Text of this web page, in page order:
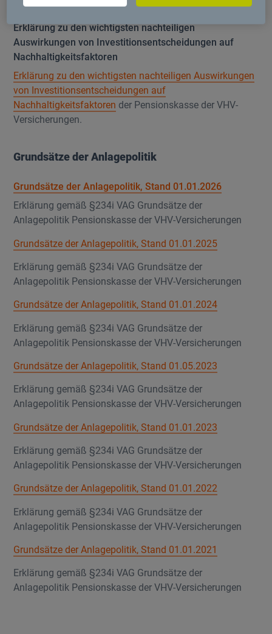
Erklärung zu den wichtigsten nachteiligen
Auswirkungen von Investitionsentscheidungen auf
Nachhaltigkeitsfaktoren
Erklärung zu den wichtigsten nachteiligen Auswirkungen
von Investitionsentscheidungen auf
Nachhaltigkeitsfaktoren der Pensionskasse der VHV-
Versicherungen.
Grundsätze der Anlagepolitik
Grundsätze der Anlagepolitik, Stand 01.01.2026
Erklärung gemäß §234i VAG Grundsätze der
Anlagepolitik Pensionskasse der VHV-Versicherungen
Grundsätze der Anlagepolitik, Stand 01.01.2025
Erklärung gemäß §234i VAG Grundsätze der
Anlagepolitik Pensionskasse der VHV-Versicherungen
Grundsätze der Anlagepolitik, Stand 01.01.2024
Erklärung gemäß §234i VAG Grundsätze der
Anlagepolitik Pensionskasse der VHV-Versicherungen
Grundsätze der Anlagepolitik, Stand 01.05.2023
Erklärung gemäß §234i VAG Grundsätze der
Anlagepolitik Pensionskasse der VHV-Versicherungen
Grundsätze der Anlagepolitik, Stand 01.01.2023
Erklärung gemäß §234i VAG Grundsätze der
Anlagepolitik Pensionskasse der VHV-Versicherungen
Grundsätze der Anlagepolitik, Stand 01.01.2022
Erklärung gemäß §234i VAG Grundsätze der
Anlagepolitik Pensionskasse der VHV-Versicherungen
Grundsätze der Anlagepolitik, Stand 01.01.2021
Erklärung gemäß §234i VAG Grundsätze der
Anlagepolitik Pensionskasse der VHV-Versicherungen